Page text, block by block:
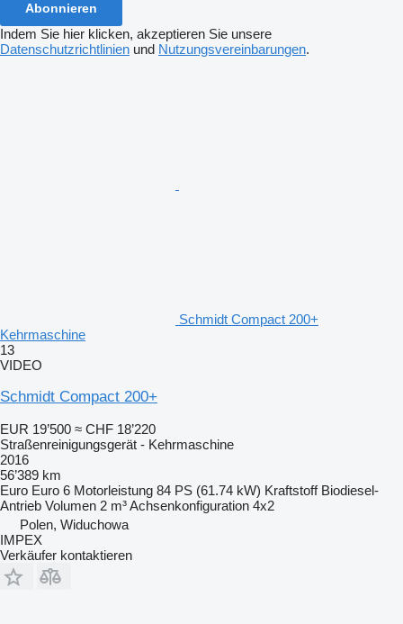
Abonnieren
Indem Sie hier klicken, akzeptieren Sie unsere
Datenschutzrichtlinien und Nutzungsvereinbarungen.
Schmidt Compact 200+
Kehrmaschine
13
VIDEO
Schmidt Compact 200+
EUR 19’500 ≈ CHF 18’220
Straßenreinigungsgerät - Kehrmaschine
2016
56’389 km
Euro Euro 6 Motorleistung 84 PS (61.74 kW) Kraftstoff Biodiesel-
Antrieb Volumen 2 m³Achsenkonfiguration 4x2
Polen, Widuchowa
IMPEX
Verkäufer kontaktieren